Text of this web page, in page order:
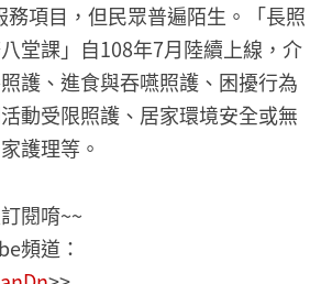
務項目，但民眾普遍陌生。「長照
堂課」自108年7月陸續上線，介
護、進食與吞嚥照護、困擾行為
動受限照護、居家環境安全或無
護理等。
閱唷~~
頻道：